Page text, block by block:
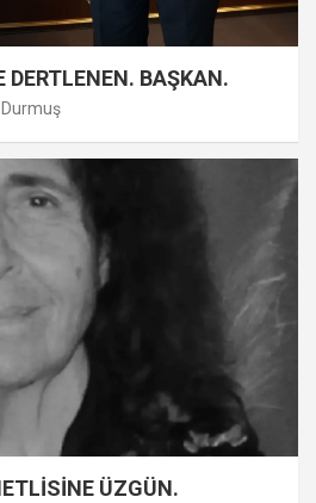
DERTLENEN. BAŞKAN.
ÜZGÜN.